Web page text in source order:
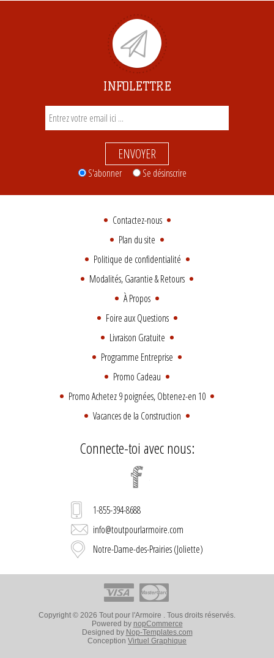
INFOLETTRE
ENVOYER
S'abonner Se désinscrire
Contactez-nous
Plan du site
Politique de confidentialité
Modalités, Garantie & Retours
À Propos
Foire aux Questions
Livraison Gratuite
Programme Entreprise
Promo Cadeau
Promo Achetez 9 poignées, Obtenez-en 10
Vacances de la Construction
Connecte-toi avec nous:
1-855-394-8688
info@toutpourlarmoire.com
Notre-Dame-des-Prairies (Joliette)
Copyright © 2026 Tout pour l'Armoire . Tous droits réservés.
Powered by nopCommerce
Designed by Nop-Templates.com
Conception Virtuel Graphique